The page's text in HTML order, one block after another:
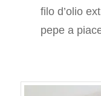
filo d’olio
pepe a